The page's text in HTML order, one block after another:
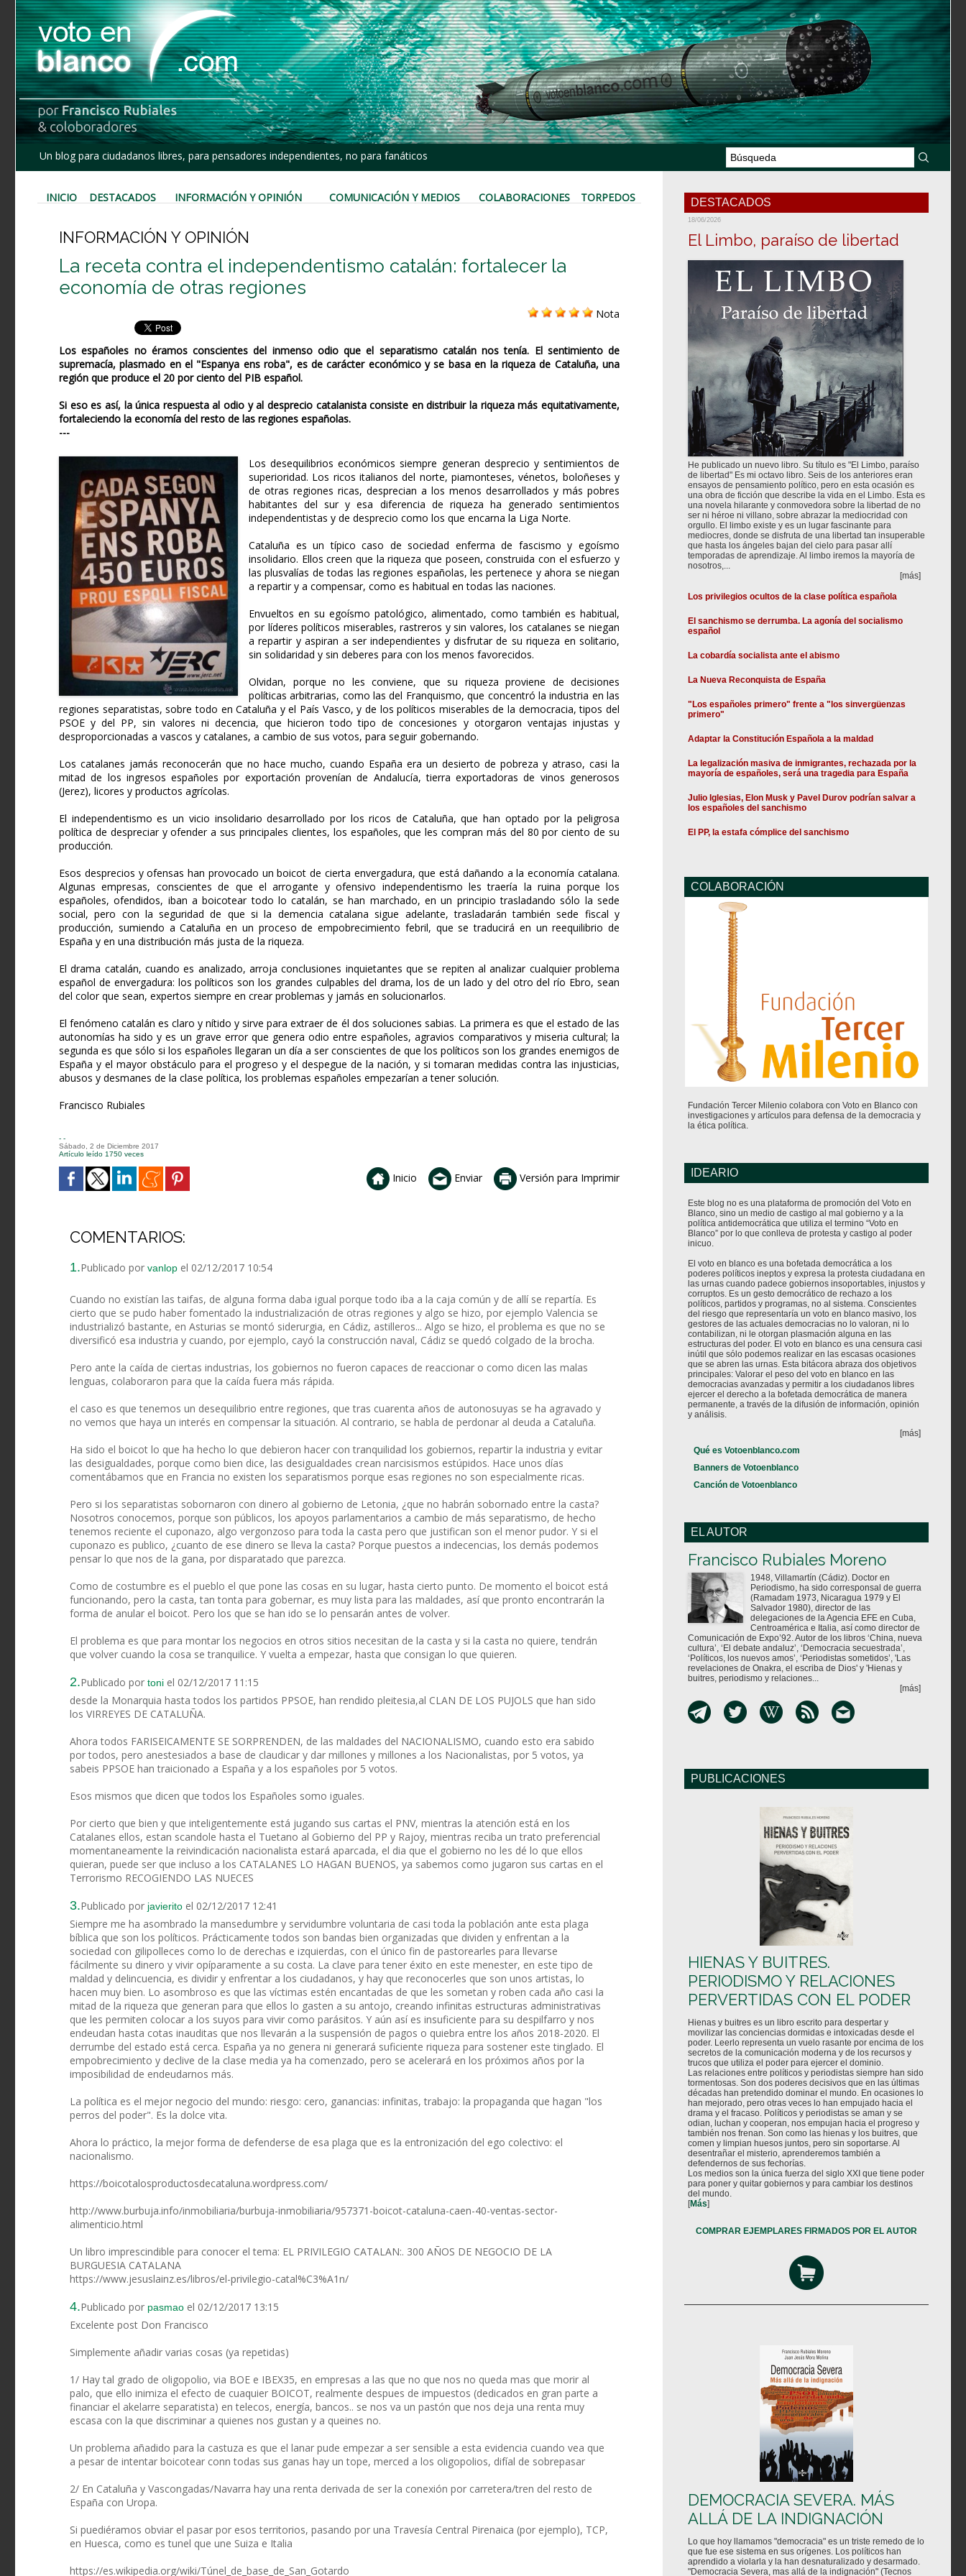
Un blog para ciudadanos libres, para pensadores independientes, no para fanáticos
INICIO DESTACADOS INFORMACIÓN Y OPINIÓN COMUNICACIÓN Y MEDIOS COLABORACIONES TORPEDOS
INFORMACIÓN Y OPINIÓN
La receta contra el independentismo catalán: fortalecer la
economía de otras regiones
Nota
Los españoles no éramos conscientes del inmenso odio que el separatismo catalán nos tenía. El sentimiento de
supremacía, plasmado en el "Espanya ens roba", es de carácter económico y se basa en la riqueza de Cataluña, una
región que produce el 20 por ciento del PIB español.
Si eso es así, la única respuesta al odio y al desprecio catalanista consiste en distribuir la riqueza más equitativamente,
fortaleciendo la economía del resto de las regiones españolas.
---
Los desequilibrios económicos siempre generan desprecio y sentimientos de
superioridad. Los ricos italianos del norte, piamonteses, vénetos, boloñeses y
de otras regiones ricas, desprecian a los menos desarrollados y más pobres
habitantes del sur y esa diferencia de riqueza ha generado sentimientos
independentistas y de desprecio como los que encarna la Liga Norte.
Cataluña es un típico caso de sociedad enferma de fascismo y egoísmo
insolidario. Ellos creen que la riqueza que poseen, construida con el esfuerzo y
las plusvalías de todas las regiones españolas, les pertenece y ahora se niegan
a repartir y a compensar, como es habitual en todas las naciones.
Envueltos en su egoísmo patológico, alimentado, como también es habitual,
por líderes políticos miserables, rastreros y sin valores, los catalanes se niegan
a repartir y aspiran a ser independientes y disfrutar de su riqueza en solitario,
sin solidaridad y sin deberes para con los menos favorecidos.
Olvidan, porque no les conviene, que su riqueza proviene de decisiones
políticas arbitrarias, como las del Franquismo, que concentró la industria en las
regiones separatistas, sobre todo en Cataluña y el País Vasco, y de los políticos miserables de la democracia, tipos del
PSOE y del PP, sin valores ni decencia, que hicieron todo tipo de concesiones y otorgaron ventajas injustas y
desproporcionadas a vascos y catalanes, a cambio de sus votos, para seguir gobernando.
Los catalanes jamás reconocerán que no hace mucho, cuando España era un desierto de pobreza y atraso, casi la
mitad de los ingresos españoles por exportación provenían de Andalucía, tierra exportadoras de vinos generosos
(Jerez), licores y productos agrícolas.
El independentismo es un vicio insolidario desarrollado por los ricos de Cataluña, que han optado por la peligrosa
política de despreciar y ofender a sus principales clientes, los españoles, que les compran más del 80 por ciento de su
producción.
Esos desprecios y ofensas han provocado un boicot de cierta envergadura, que está dañando a la economía catalana.
Algunas empresas, conscientes de que el arrogante y ofensivo independentismo les traería la ruina porque los
españoles, ofendidos, iban a boicotear todo lo catalán, se han marchado, en un principio trasladando sólo la sede
social, pero con la seguridad de que si la demencia catalana sigue adelante, trasladarán también sede fiscal y
producción, sumiendo a Cataluña en un proceso de empobrecimiento febril, que se traducirá en un reequilibrio de
España y en una distribución más justa de la riqueza.
El drama catalán, cuando es analizado, arroja conclusiones inquietantes que se repiten al analizar cualquier problema
español de envergadura: los políticos son los grandes culpables del drama, los de un lado y del otro del río Ebro, sean
del color que sean, expertos siempre en crear problemas y jamás en solucionarlos.
El fenómeno catalán es claro y nítido y sirve para extraer de él dos soluciones sabias. La primera es que el estado de las
autonomías ha sido y es un grave error que genera odio entre españoles, agravios comparativos y miseria cultural; la
segunda es que sólo si los españoles llegaran un día a ser conscientes de que los políticos son los grandes enemigos de
España y el mayor obstáculo para el progreso y el despegue de la nación, y si tomaran medidas contra las injusticias,
abusos y desmanes de la clase política, los problemas españoles empezarían a tener solución.
Francisco Rubiales
- -
Sábado, 2 de Diciembre 2017
Artículo leído 1750 veces
Inicio Enviar Versión para Imprimir
COMENTARIOS:
1.Publicado por vanlop el 02/12/2017 10:54
Cuando no existían las taifas, de alguna forma daba igual porque todo iba a la caja común y de allí se repartía. Es
cierto que se pudo haber fomentado la industrialización de otras regiones y algo se hizo, por ejemplo Valencia se
industrializó bastante, en Asturias se montó siderurgia, en Cádiz, astilleros... Algo se hizo, el problema es que no se
diversificó esa industria y cuando, por ejemplo, cayó la construcción naval, Cádiz se quedó colgado de la brocha.
Pero ante la caída de ciertas industrias, los gobiernos no fueron capaces de reaccionar o como dicen las malas
lenguas, colaboraron para que la caída fuera más rápida.
el caso es que tenemos un desequilibrio entre regiones, que tras cuarenta años de autonosuyas se ha agravado y
no vemos que haya un interés en compensar la situación. Al contrario, se habla de perdonar al deuda a Cataluña.
Ha sido el boicot lo que ha hecho lo que debieron hacer con tranquilidad los gobiernos, repartir la industria y evitar
las desigualdades, porque como bien dice, las desigualdades crean narcisismos estúpidos. Hace unos días
comentábamos que en Francia no existen los separatismos porque esas regiones no son especialmente ricas.
Pero si los separatistas sobornaron con dinero al gobierno de Letonia, ¿que no habrán sobornado entre la casta?
Nosotros conocemos, porque son públicos, los apoyos parlamentarios a cambio de más separatismo, de hecho
tenemos reciente el cuponazo, algo vergonzoso para toda la casta pero que justifican son el menor pudor. Y si el
cuponazo es publico, ¿cuanto de ese dinero se lleva la casta? Porque puestos a indecencias, los demás podemos
pensar lo que nos de la gana, por disparatado que parezca.
Como de costumbre es el pueblo el que pone las cosas en su lugar, hasta cierto punto. De momento el boicot está
funcionando, pero la casta, tan tonta para gobernar, es muy lista para las maldades, así que pronto encontrarán la
forma de anular el boicot. Pero los que se han ido se lo pensarán antes de volver.
El problema es que para montar los negocios en otros sitios necesitan de la casta y si la casta no quiere, tendrán
que volver cuando la cosa se tranquilice. Y vuelta a empezar, hasta que consigan lo que quieren.
2.Publicado por toni el 02/12/2017 11:15
desde la Monarquia hasta todos los partidos PPSOE, han rendido pleitesia,al CLAN DE LOS PUJOLS que han sido
los VIRREYES DE CATALUÑA.
Ahora todos FARISEICAMENTE SE SORPRENDEN, de las maldades del NACIONALISMO, cuando esto era sabido
por todos, pero anestesiados a base de claudicar y dar millones y millones a los Nacionalistas, por 5 votos, ya
sabeis PPSOE han traicionado a España y a los españoles por 5 votos.
Esos mismos que dicen que todos los Españoles somo iguales.
Por cierto que bien y que inteligentemente está jugando sus cartas el PNV, mientras la atención está en los
Catalanes ellos, estan scandole hasta el Tuetano al Gobierno del PP y Rajoy, mientras reciba un trato preferencial
momentaneamente la reivindicación nacionalista estará aparcada, el dia que el gobierno no les dé lo que ellos
quieran, puede ser que incluso a los CATALANES LO HAGAN BUENOS, ya sabemos como jugaron sus cartas en el
Terrorismo RECOGIENDO LAS NUECES
3.Publicado por javierito el 02/12/2017 12:41
Siempre me ha asombrado la mansedumbre y servidumbre voluntaria de casi toda la población ante esta plaga
bíblica que son los políticos. Prácticamente todos son bandas bien organizadas que dividen y enfrentan a la
sociedad con gilipolleces como lo de derechas e izquierdas, con el único fin de pastorearles para llevarse
fácilmente su dinero y vivir opíparamente a su costa. La clave para tener éxito en este menester, en este tipo de
maldad y delincuencia, es dividir y enfrentar a los ciudadanos, y hay que reconocerles que son unos artistas, lo
hacen muy bien. Lo asombroso es que las víctimas estén encantadas de que les sometan y roben cada año casi la
mitad de la riqueza que generan para que ellos lo gasten a su antojo, creando infinitas estructuras administrativas
que les permiten colocar a los suyos para vivir como parásitos. Y aún así es insuficiente para su despilfarro y nos
endeudan hasta cotas inauditas que nos llevarán a la suspensión de pagos o quiebra entre los años 2018-2020. El
derrumbe del estado está cerca. España ya no genera ni generará suficiente riqueza para sostener este tinglado. El
empobrecimiento y declive de la clase media ya ha comenzado, pero se acelerará en los próximos años por la
imposibilidad de endeudarnos más.
La política es el mejor negocio del mundo: riesgo: cero, ganancias: infinitas, trabajo: la propaganda que hagan "los
perros del poder". Es la dolce vita.
Ahora lo práctico, la mejor forma de defenderse de esa plaga que es la entronización del ego colectivo: el
nacionalismo.
https://boicotalosproductosdecataluna.wordpress.com/
http://www.burbuja.info/inmobiliaria/burbuja-inmobiliaria/957371-boicot-cataluna-caen-40-ventas-sector-
alimenticio.html
Un libro imprescindible para conocer el tema: EL PRIVILEGIO CATALAN:. 300 AÑOS DE NEGOCIO DE LA
BURGUESIA CATALANA
https://www.jesuslainz.es/libros/el-privilegio-catal%C3%A1n/
4.Publicado por pasmao el 02/12/2017 13:15
Excelente post Don Francisco
Simplemente añadir varias cosas (ya repetidas)
1/ Hay tal grado de oligopolio, via BOE e IBEX35, en empresas a las que no que nos no queda mas que morir al
palo, que ello inimiza el efecto de cuaquier BOICOT, realmente despues de impuestos (dedicados en gran parte a
financiar el akelarre separatista) en telecos, energía, bancos.. se nos va un pastón que nos deja una renta muy
escasa con la que discriminar a quienes nos gustan y a queines no.
Un problema añadido para la castuza es que el lanar pude empezar a ser sensible a esta evidencia cuando vea que
a pesar de intentar boicotear conn todas sus ganas hay un tope, merced a los oligopolios, difíal de sobrepasar
2/ En Cataluña y Vascongadas/Navarra hay una renta derivada de ser la conexión por carretera/tren del resto de
España con Uropa.
Si puediéramos obviar el pasar por esos territorios, pasando por una Travesía Central Pirenaica (por ejemplo), TCP,
en Huesca, como es tunel que une Suiza e Italia
https://es.wikipedia.org/wiki/Túnel_de_base_de_San_Gotardo
DESTACADOS
18/06/2026
El Limbo, paraíso de libertad
He publicado un nuevo libro. Su título es "El Limbo, paraíso
de libertad" Es mi octavo libro. Seis de los anteriores eran
ensayos de pensamiento político, pero en esta ocasión es
una obra de ficción que describe la vida en el Limbo. Esta es
una novela hilarante y conmovedora sobre la libertad de no
ser ni héroe ni villano, sobre abrazar la mediocridad con
orgullo. El limbo existe y es un lugar fascinante para
mediocres, donde se disfruta de una libertad tan insuperable
que hasta los ángeles bajan del cielo para pasar allí
temporadas de aprendizaje. Al limbo iremos la mayoría de
nosotros,...
[más]
Los privilegios ocultos de la clase política española
El sanchismo se derrumba. La agonía del socialismo
español
La cobardía socialista ante el abismo
La Nueva Reconquista de España
"Los españoles primero" frente a "los sinvergüenzas
primero"
Adaptar la Constitución Española a la maldad
La legalización masiva de inmigrantes, rechazada por la
mayoría de españoles, será una tragedia para España
Julio Iglesias, Elon Musk y Pavel Durov podrían salvar a
los españoles del sanchismo
El PP, la estafa cómplice del sanchismo
COLABORACIÓN
Fundación Tercer Milenio colabora con Voto en Blanco con
investigaciones y artículos para defensa de la democracia y
la ética política.
IDEARIO
Este blog no es una plataforma de promoción del Voto en
Blanco, sino un medio de castigo al mal gobierno y a la
política antidemocrática que utiliza el termino “Voto en
Blanco” por lo que conlleva de protesta y castigo al poder
inicuo.
El voto en blanco es una bofetada democrática a los
poderes políticos ineptos y expresa la protesta ciudadana en
las urnas cuando padece gobiernos insoportables, injustos y
corruptos. Es un gesto democrático de rechazo a los
políticos, partidos y programas, no al sistema. Conscientes
del riesgo que representaría un voto en blanco masivo, los
gestores de las actuales democracias no lo valoran, ni lo
contabilizan, ni le otorgan plasmación alguna en las
estructuras del poder. El voto en blanco es una censura casi
inútil que sólo podemos realizar en las escasas ocasiones
que se abren las urnas. Esta bitácora abraza dos objetivos
principales: Valorar el peso del voto en blanco en las
democracias avanzadas y permitir a los ciudadanos libres
ejercer el derecho a la bofetada democrática de manera
permanente, a través de la difusión de información, opinión
y análisis.
[más]
Qué es Votoenblanco.com
Banners de Votoenblanco
Canción de Votoenblanco
EL AUTOR
Francisco Rubiales Moreno
1948, Villamartín (Cádiz). Doctor en
Periodismo, ha sido corresponsal de guerra
(Ramadam 1973, Nicaragua 1979 y El
Salvador 1980), director de las
delegaciones de la Agencia EFE en Cuba,
Centroamérica e Italia, así como director de
Comunicación de Expo’92. Autor de los libros ‘China, nueva
cultura’, ‘El debate andaluz’, ‘Democracia secuestrada’,
‘Políticos, los nuevos amos’, ‘Periodistas sometidos’, 'Las
revelaciones de Onakra, el escriba de Dios' y 'Hienas y
buitres, periodismo y relaciones...
[más]
PUBLICACIONES
HIENAS Y BUITRES.
PERIODISMO Y RELACIONES
PERVERTIDAS CON EL PODER
Hienas y buitres es un libro escrito para despertar y
movilizar las conciencias dormidas e intoxicadas desde el
poder. Leerlo representa un vuelo rasante por encima de los
secretos de la comunicación moderna y de los recursos y
trucos que utiliza el poder para ejercer el dominio.
Las relaciones entre políticos y periodistas siempre han sido
tormentosas. Son dos poderes decisivos que en las últimas
décadas han pretendido dominar el mundo. En ocasiones lo
han mejorado, pero otras veces lo han empujado hacia el
drama y el fracaso. Políticos y periodistas se aman y se
odian, luchan y cooperan, nos empujan hacia el progreso y
también nos frenan. Son como las hienas y los buitres, que
comen y limpian huesos juntos, pero sin soportarse. Al
desentrañar el misterio, aprenderemos también a
defendernos de sus fechorías.
Los medios son la única fuerza del siglo XXI que tiene poder
para poner y quitar gobiernos y para cambiar los destinos
del mundo.
[Más]
COMPRAR EJEMPLARES FIRMADOS POR EL AUTOR
DEMOCRACIA SEVERA. MÁS
ALLÁ DE LA INDIGNACIÓN
Lo que hoy llamamos "democracia" es un triste remedo de lo
que fue ese sistema en sus orígenes. Los políticos han
aprendido a violarla y la han desnaturalizado y desarmado.
"Democracia Severa, mas allá de la indignación" (Tecnos